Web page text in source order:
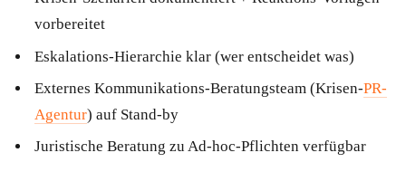
vorbereitet
Eskalations-Hierarchie klar (wer entscheidet was)
Externes Kommunikations-Beratungsteam (Krisen-PR-
Agentur) auf Stand-by
Juristische Beratung zu Ad-hoc-Pflichten verfügbar